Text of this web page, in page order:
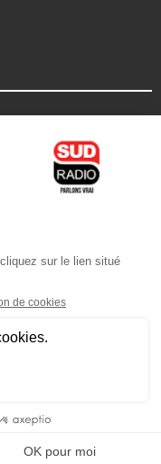
Olivier
votre avenir